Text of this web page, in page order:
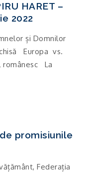
HARET –
2022
și Domnilor
Europa vs.
românesc La
promisiunile
Federația